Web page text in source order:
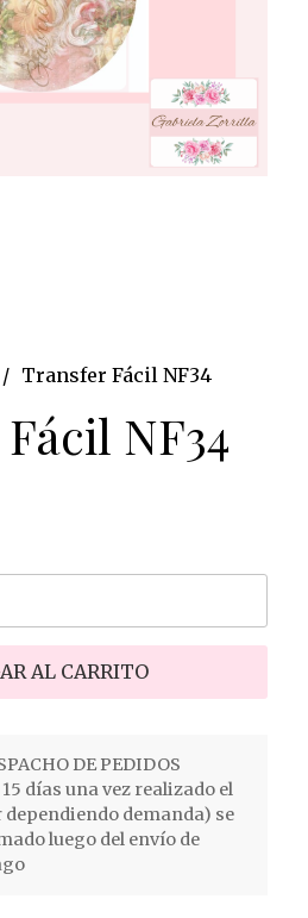
Transfer Fácil NF34
NF34
AL CARRITO
DE PEDIDOS
días una vez realizado el
demanda) se
luego del envío de